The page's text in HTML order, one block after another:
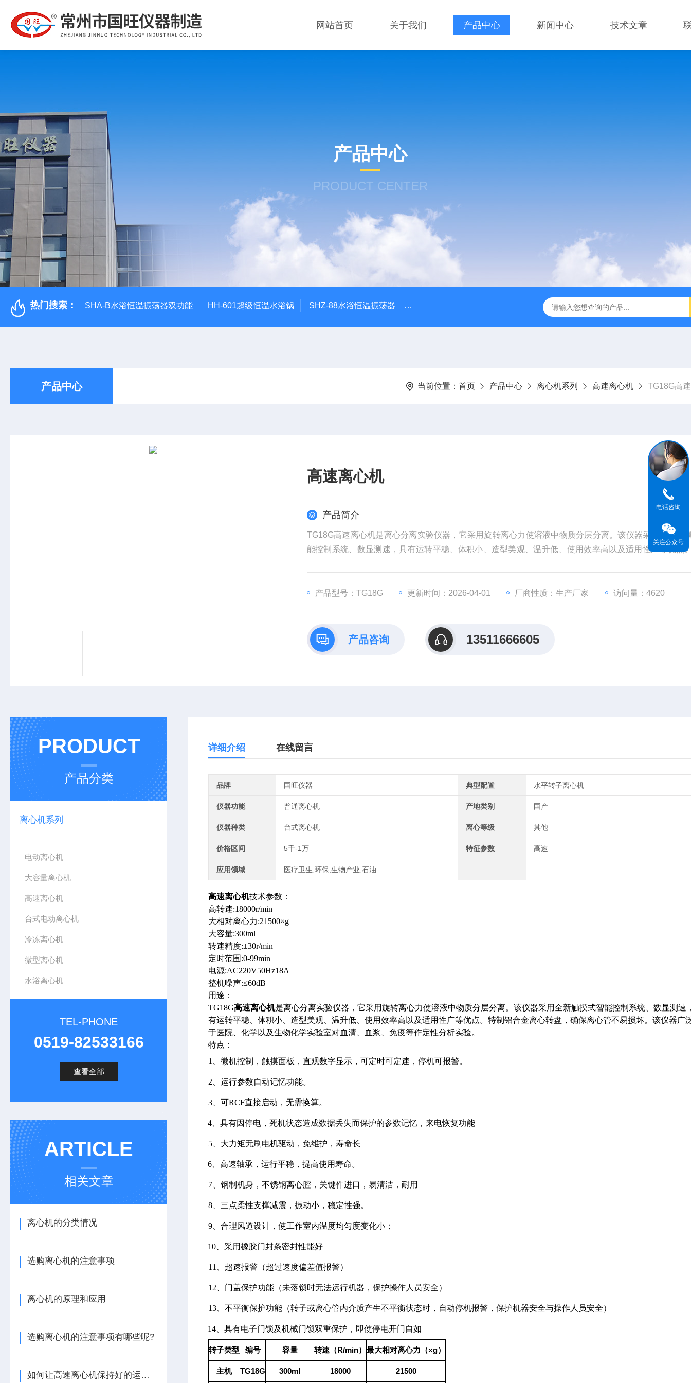
网站首页 关于我们 产品中心 新闻中心 技术文章
产品中心
PRODUCT CENTER
热门搜索： SHA-B水浴恒温振荡器双功能 HH-601超级恒温水浴锅 SHZ-88水浴恒温振荡器 HZQ-2水浴全温振荡器 THZ-82A气浴恒温振荡器价格
产品中心 当前位置： 首页 产品中心 离心机系列 高速离心机 TG18G高
高速离心机
产品简介
TG18G高速离心机是离心分离实验仪器，它采用旋转离心力使溶液中物质分层分离。该仪器采用全新触
能控制系统、数显测速，具有运转平稳、体积小、造型美观、温升低、使用效率高以及适用性广等优点
产品型号：TG18G
更新时间：2026-04-01 厂商性质：生产厂家 访问量：4620
产品咨询 13511666605
PRODUCT
产品分类
离心机系列
电动离心机
大容量离心机
高速离心机
台式电动离心机
冷冻离心机
微型离心机
水浴离心机
TEL-PHONE
0519-82533166
查看全部
ARTICLE
相关文章
离心机的分类情况
选购离心机的注意事项
离心机的原理和应用
选购离心机的注意事项有哪些呢?
如何让高速离心机保持好的运行状态！
详细介绍 在线留言
品牌 国旺仪器 典型配置 水平转子离心机
仪器功能 普通离心机 产地类别 国产
仪器种类 台式离心机 离心等级 其他
价格区间 5千-1万 特征参数 高速
应用领域 医疗卫生,环保,生物产业,石油
高速离心机技术参数：
高转速:18000r/min
大相对离心力:21500×g
大容量:300ml
转速精度:±30r/min
定时范围:0-99min
电源:AC220V50Hz18A
整机噪声:≤60dB
用途：
TG18G高速离心机是离心分离实验仪器，它采用旋转离心力使溶液中物质分层分离。该仪器采用全新触摸式智能控制系统、数显测速
有运转平稳、体积小、造型美观、温升低、使用效率高以及适用性广等优点。特制铝合金离心转盘，确保离心管不易损坏。该仪器广
于医院、化学以及生物化学实验室对血清、血浆、免疫等作定性分析实验。
特点：
1、微机控制，触摸面板，直观数字显示，可定时可定速，停机可报警。
2、运行参数自动记忆功能。
3、可RCF直接启动，无需换算。
4、具有因停电，死机状态造成数据丢失而保护的参数记忆，来电恢复功能
5、大力矩无刷电机驱动，免维护，寿命长
6、高速轴承，运行平稳，提高使用寿命。
7、钢制机身，不锈钢离心腔，关键件进口，易清洁，耐用
8、三点柔性支撑减震，振动小，稳定性强。
9、合理风道设计，使工作室内温度均匀度变化小；
10、采用橡胶门封条密封性能好
11、超速报警（超过速度偏差值报警）
12、门盖保护功能（未落锁时无法运行机器，保护操作人员安全）
13、不平衡保护功能（转子或离心管内介质产生不平衡状态时，自动停机报警，保护机器安全与操作人员安全）
14、具有电子门锁及机械门锁双重保护，即使停电开门自如
转子类型 编号 容量 转速（R/min） 最大相对离心力（×g）
主机 TG18G 300ml 18000 21500
电话咨询
关注公众号